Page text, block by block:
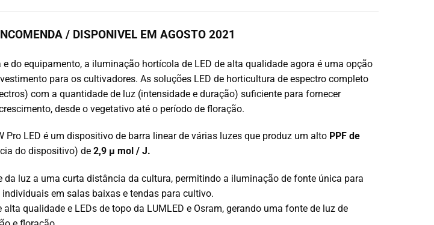
/ DISPONIVEL EM AGOSTO 2021
do equipamento, a iluminação hortícola de LED de alta qualidade agora é uma opção
para os cultivadores. As soluções LED de horticultura de espectro completo
com a quantidade de luz (intensidade e duração) suficiente para fornecer
desde o vegetativo até o período de floração.
LED é um dispositivo de barra linear de várias luzes que produz um alto PPF de
do dispositivo) de2,9 µmol / J.
luz a uma curta distância da cultura, permitindo a iluminação de fonte única para
em salas baixas e tendas para cultivo.
qualidade e LEDs de topo da LUMLED e Osram, gerando uma fonte de luz de